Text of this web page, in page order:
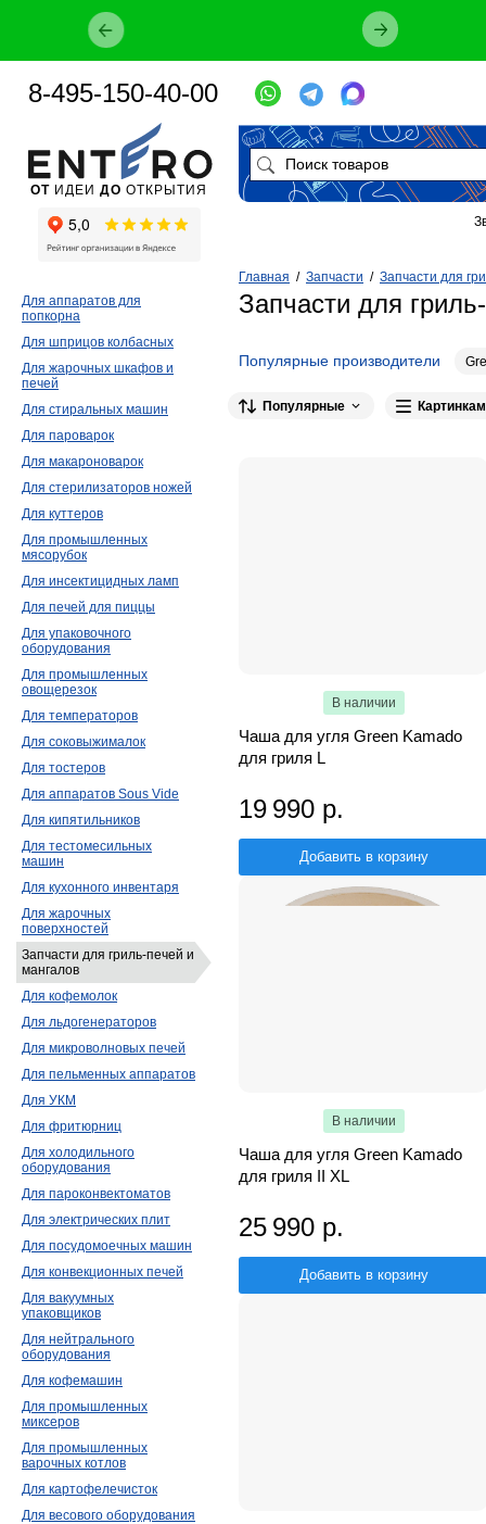
Главная / Запчасти / Запчасти для
Запчасти для
Популярные производители
Популярные
В наличии
Чаша для угля Green Kamado
для гриля L
19 990 р.
Добавить в корзину
В наличии
Чаша для угля Green Kamado
для гриля II XL
25 990 р.
Добавить в корзину
Для аппаратов для
попкорна
Для шприцов колбасных
Для жарочных шкафов и
печей
Для стиральных машин
Для пароварок
Для макароноварок
Для стерилизаторов ножей
Для куттеров
Для промышленных
мясорубок
Для инсектицидных ламп
Для печей для пиццы
Для упаковочного
оборудования
Для промышленных
овощерезок
Для температоров
Для соковыжималок
Для тостеров
Для аппаратов Sous Vide
Для кипятильников
Для тестомесильных
машин
Для кухонного инвентаря
Для жарочных
поверхностей
Запчасти для гриль-печей и
мангалов
Для кофемолок
Для льдогенераторов
Для микроволновых печей
Для пельменных аппаратов
Для УКМ
Для фритюрниц
Для холодильного
оборудования
Для пароконвектоматов
Для электрических плит
Для посудомоечных машин
Для конвекционных печей
Для вакуумных
упаковщиков
Для нейтрального
оборудования
Для кофемашин
Для промышленных
миксеров
Для промышленных
варочных котлов
Для картофелечисток
Для весового оборудования
ОТ ИДЕИ ДО ОТКРЫТИЯ
8-495-150-40-00